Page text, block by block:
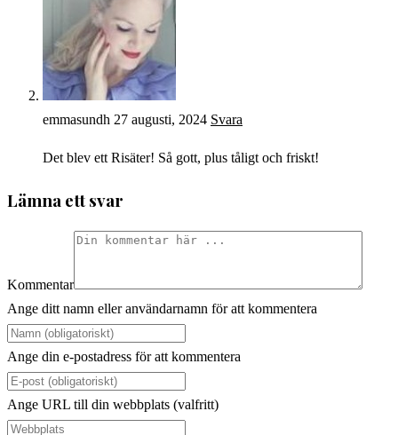
emmasundh 27 augusti, 2024 Svara
Det blev ett Risäter! Så gott, plus tåligt och friskt!
Lämna ett svar
Kommentar
Ange ditt namn eller användarnamn för att kommentera
Ange din e-postadress för att kommentera
Ange URL till din webbplats (valfritt)